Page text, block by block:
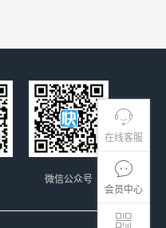
在线客服
会员中心
微信公众号